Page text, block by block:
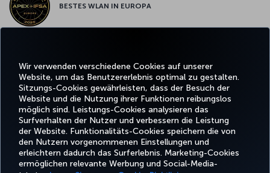
Wir verwenden verschiedene Cookies auf unserer
Website, um das Benutzererlebnis optimal zu gestalten.
Sitzungs-Cookies gewährleisten, dass der Besuch der
Website und die Nutzung ihrer Funktionen reibungslos
möglich sind. Leistungs-Cookies analysieren das
Surfverhalten der Nutzer und verbessern die Leistung
der Website. Funktionalitäts-Cookies speichern die von
den Nutzern vorgenommenen Einstellungen und
erleichtern dadurch das Surferlebnis. Marketing-Cookies
ermöglichen relevante Werbung und Social-Media-
BESTES WLAN IN EUROPA
Facebook
TwitterInstagram
YouTubeLinkedIn
TikTokBlog
BUCHEN
UND
VERWALTEN
ERLEBNIS
ANGEBOTE
UND
REISEZIELE
HILFE
TURKISH
AIRLINES
HOLIDAYS
Barrierefreiheit Impressum Datenschutz- und Cookie-Richtlinie Rechtliche Hinweise
Fluggastrechte Cookie-Einstellungen ändern